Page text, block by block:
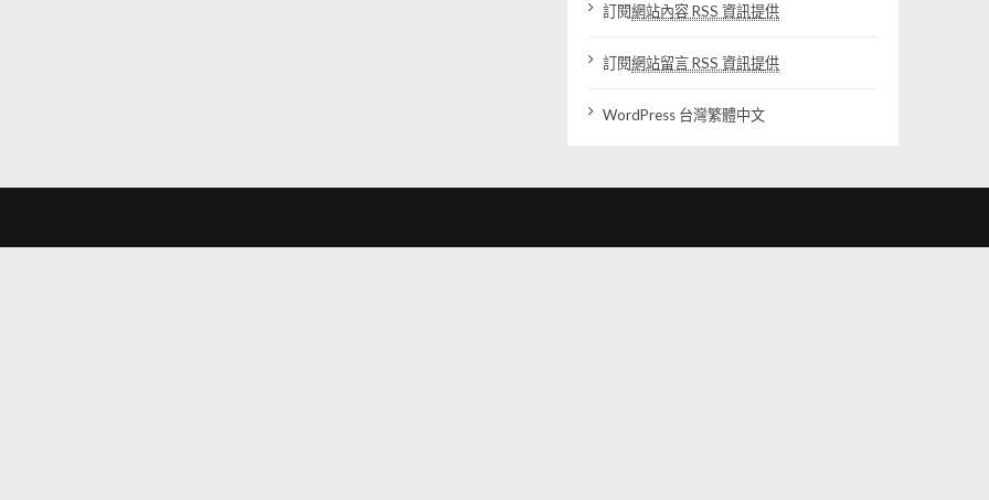
訂閱網站內容 RSS 資訊提供
訂閱網站留言 RSS 資訊提供
WordPress 台灣繁體中文